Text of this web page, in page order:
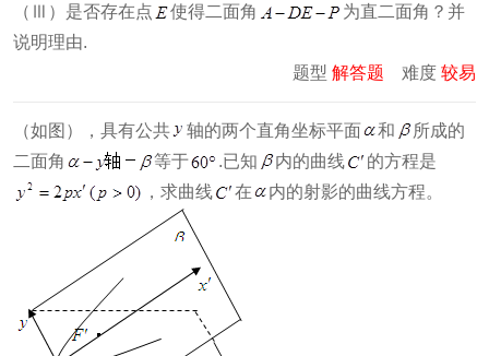
（Ⅲ）是否存在点
使得二面角
为直二面角？并
说明理由.
题型 解答题 难度 较易
（如图），具有公共 轴的两个直角坐标平面 和
所成的
二面角
等于 .已知 内的曲线
的方程是
，求曲线
在 内的射影的曲线方程。